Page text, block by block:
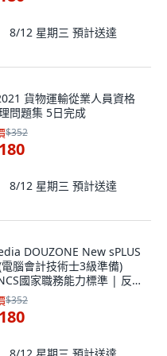
8/12 星期三 預計送達
貨物運輸從業人員資格
問題集 5日完成
$352
8/12 星期三 預計送達
DOUZONE New sPLUS
腦會計技術士3級準備)
國家職務能力標準 | 反映
國際會計準則
$352
8/12 星期三 預計送達